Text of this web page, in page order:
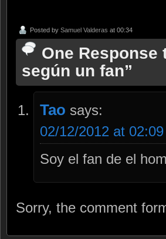
Posted by Samuel Valderas at 00:34
One Response
según un fan”
Tao says:
02/12/2012 at 02:09
Soy el fan de el
Sorry, the comment